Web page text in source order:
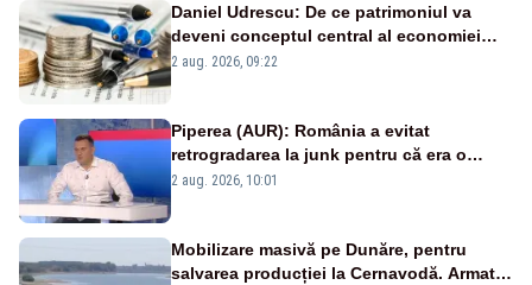
Daniel Udrescu: De ce patrimoniul va
deveni conceptul central al economiei
viitoare?
2 aug. 2026, 09:22
Piperea (AUR): România a evitat
retrogradarea la junk pentru că era o
catastrofă pentru bănci și fondurile de
2 aug. 2026, 10:01
Mobilizare masivă pe Dunăre, pentru
salvarea producției la Cernavodă. Armata